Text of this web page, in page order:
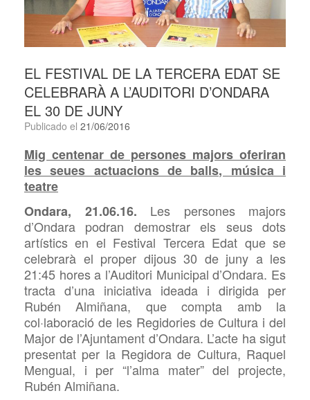
EL FESTIVAL DE LA TERCERA EDAT SE
CELEBRARÀ A L’AUDITORI D’ONDARA
EL 30 DE JUNY
Publicado el 21/06/2016
Mig centenar de persones majors oferiran
les seues actuacions de balls, música i
teatre
Ondara, 21.06.16. Les persones majors
d’Ondara podran demostrar els seus dots
artístics en el Festival Tercera Edat que se
celebrarà el proper dijous 30 de juny a les
21:45 hores a l’Auditori Municipal d’Ondara. Es
tracta d’una iniciativa ideada i dirigida per
Rubén Almiñana, que compta amb la
col·laboració de les Regidories de Cultura i del
Major de l’Ajuntament d’Ondara. L’acte ha sigut
presentat per la Regidora de Cultura, Raquel
Mengual, i per “l’alma mater” del projecte,
Rubén Almiñana.